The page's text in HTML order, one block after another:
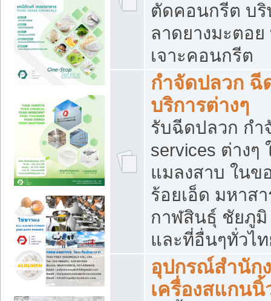
ตัดคอนกรีต บริ
ลาดยางมะตอ
เจาะคอนกรีต
กำจัดปลวก ฉี
บริการต่างๆ
รับฉีดปลวก กำ
services ต่าง
แมลงสาบ ใน
ร้อยเอ็ด มหาส
กาฬสินธุ์ ชัยภู
และที่อื่นๆทั่วไ
อุปกรณ์สำนัก
เครื่องสแกนนิ้